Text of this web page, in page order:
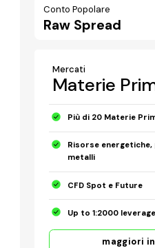
Conto Popolare
Raw Spread
Mercati
Materie
Più di 20 Materie
Risorse
metalli
CFD Spot e Future
Up to 1:2000 leverage
maggiori